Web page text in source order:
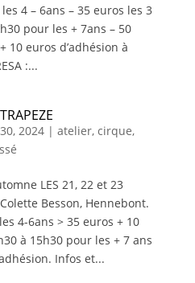
4 – 6ans – 35 euros les 3
pour les + 7ans – 50
10 euros d’adhésion à
:...
2024| atelier, cirque,
LES 21, 22 et 23
Besson, Hennebont.
4-6ans > 35 euros + 10
à 15h30 pour les + 7 ans
Infos et...